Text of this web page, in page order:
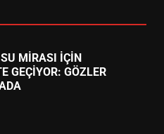
MİRASI İÇİN
GEÇİYOR: GÖZLER